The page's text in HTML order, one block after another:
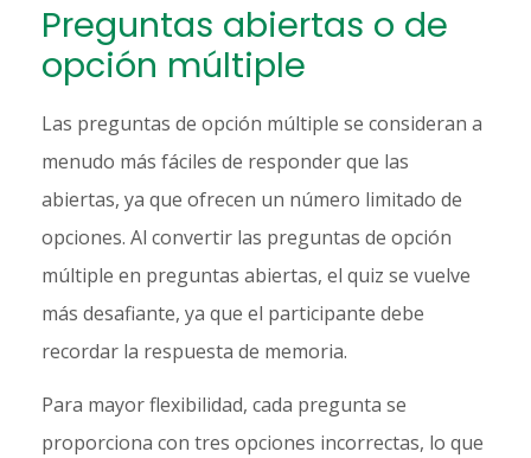
Preguntas abiertas o de
opción múltiple
Las preguntas de opción múltiple se consideran a
menudo más fáciles de responder que las
abiertas, ya que ofrecen un número limitado de
opciones. Al convertir las preguntas de opción
múltiple en preguntas abiertas, el quiz se vuelve
más desafiante, ya que el participante debe
recordar la respuesta de memoria.
Para mayor flexibilidad, cada pregunta se
proporciona con tres opciones incorrectas, lo que